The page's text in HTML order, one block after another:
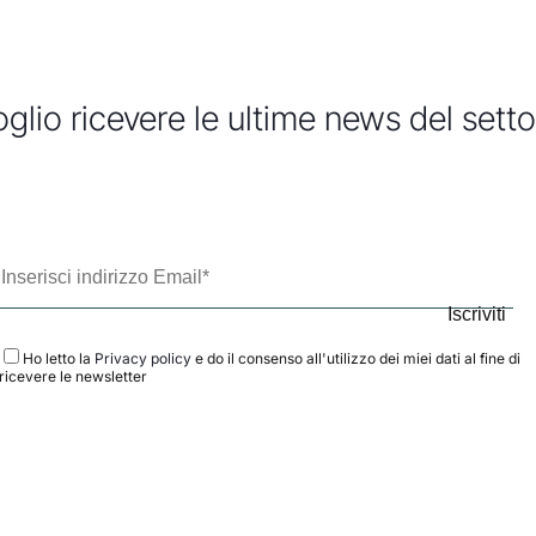
ricevere le ultime news del
Ho letto la Privacy policy e do il consenso all'utilizzo dei miei dati al fine di
ricevere le newsletter